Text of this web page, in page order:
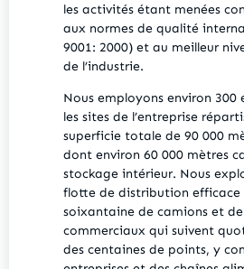
les activités étant menées
aux normes de qualité
9001: 2000) et au meilleur
de l’industrie.
Nous employons environ 300
les sites de l’entreprise
superficie totale de 90 000
dont environ 60 000 mètres
stockage intérieur. Nous
flotte de distribution efficace
soixantaine de camions et de
commerciaux qui suivent
des centaines de points, y